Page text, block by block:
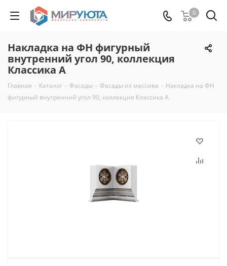
0
Накладка на ФН фигурный
внутренний угол 90, коллекция
Классика А
Главная - Каталог - Фасады - Фасады из массива - Накладка на ФН
фигурный внутренний угол 90, коллекция Классика А